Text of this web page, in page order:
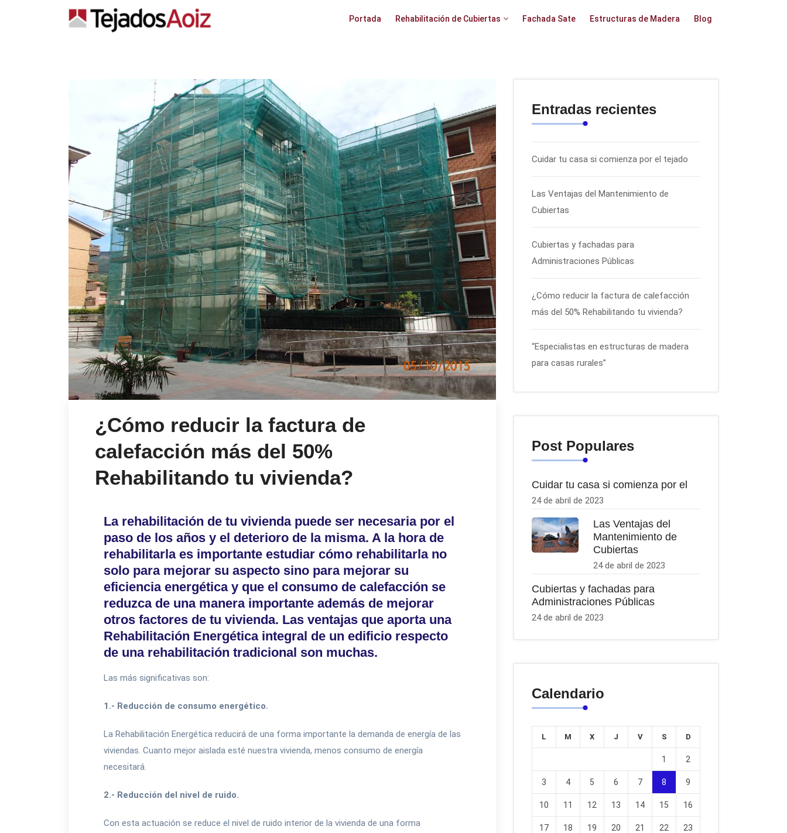
Portada Rehabilitación de Cubiertas Fachada Sate Estructuras de Madera Blog
¿Cómo reducir la factura de
calefacción más del 50%
Rehabilitando tu vivienda?
La rehabilitación de tu vivienda puede ser necesaria por el
paso de los años y el deterioro de la misma. A la hora de
rehabilitarla es importante estudiar cómo rehabilitarla no
solo para mejorar su aspecto sino para mejorar su
eficiencia energética y que el consumo de calefacción se
reduzca de una manera importante además de mejorar
otros factores de tu vivienda. Las ventajas que aporta una
Rehabilitación Energética integral de un edificio respecto
de una rehabilitación tradicional son muchas.
Las más significativas son:
1.- Reducción de consumo energético.
La Rehabilitación Energética reducirá de una forma importante la demanda de energía de las
viviendas. Cuanto mejor aislada esté nuestra vivienda, menos consumo de energía
necesitará.
2.- Reducción del nivel de ruido.
Con esta actuación se reduce el nivel de ruido interior de la vivienda de una forma
Entradas recientes
Cuidar tu casa si comienza por el tejado
Las Ventajas del Mantenimiento de
Cubiertas
Cubiertas y fachadas para
Administraciones Públicas
¿Cómo reducir la factura de calefacción
más del 50% Rehabilitando tu vivienda?
“Especialistas en estructuras de madera
para casas rurales”
Post Populares
Cuidar tu casa si comienza por el
24 de abril de 2023
Las Ventajas del
Mantenimiento de
Cubiertas
24 de abril de 2023
Cubiertas y fachadas para
Administraciones Públicas
24 de abril de 2023
Calendario
L M X J V S D
1 2
3 4 5 6 7 8 9
10 11 12 13 14 15 16
17 18 19 20 21 22 23